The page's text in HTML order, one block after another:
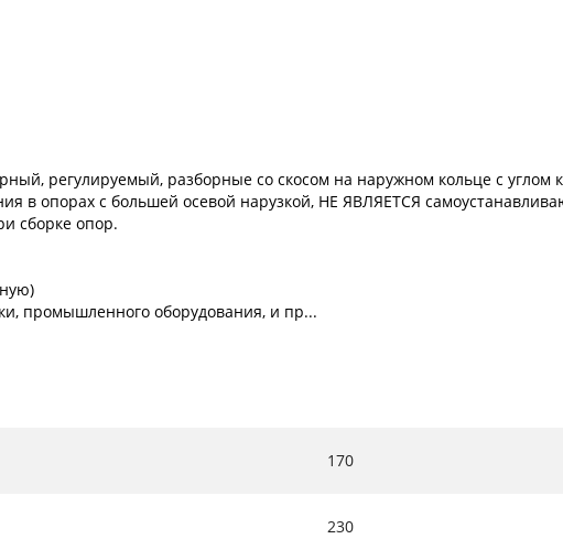
регулируемый, разборные со скосом на наружном кольце с углом
в опорах с большей осевой нарузкой, НЕ ЯВЛЯЕТСЯ
сборке опор.
промышленного оборудования, и пр...
170
230